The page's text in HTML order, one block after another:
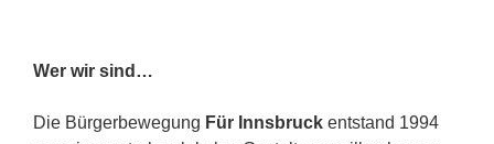
Wer wir sind…
Die Bürgerbewegung Für Innsbruck entstand 1994